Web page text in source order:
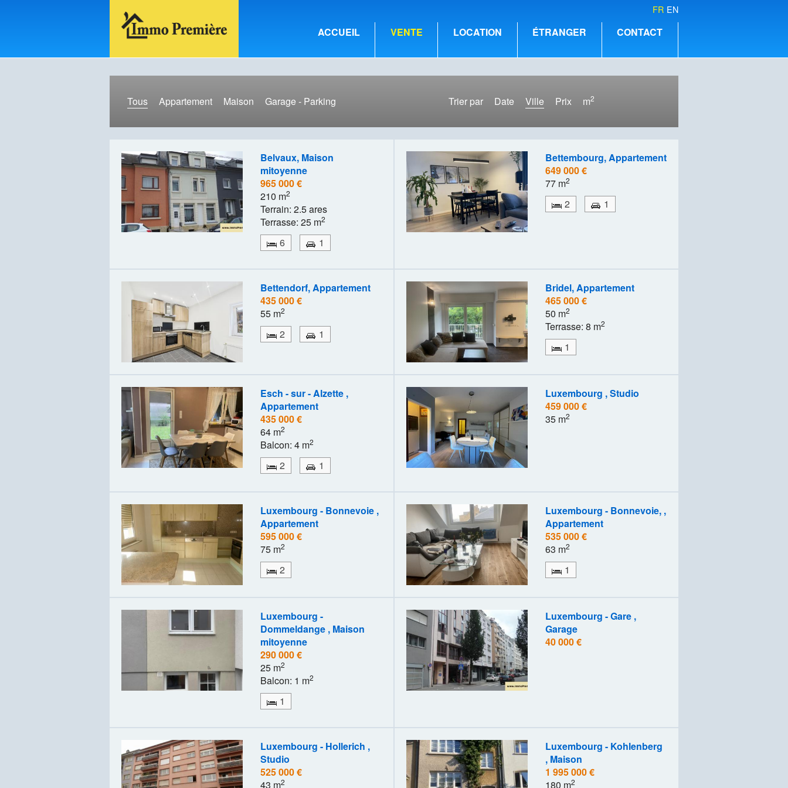
FR EN
ACCUEIL VENTE LOCATION ÉTRANGER CONTACT
Tous Appartement Maison Garage - Parking Trier par Date Ville Prix m2
Belvaux, Maison
mitoyenne
965 000 €
210 m2
Terrain: 2.5 ares
Terrasse: 25 m2
6 1
Bettembourg, Appartement
649 000 €
77 m2
2 1
Bettendorf, Appartement
435 000 €
55 m2
2 1
Bridel, Appartement
465 000 €
50 m2
Terrasse: 8 m2
1
Esch - sur - Alzette ,
Appartement
435 000 €
64 m2
Balcon: 4 m2
2 1
Luxembourg , Studio
459 000 €
35 m2
Luxembourg - Bonnevoie ,
Appartement
595 000 €
75 m2
2
Luxembourg - Bonnevoie, ,
Appartement
535 000 €
63 m2
1
Luxembourg -
Dommeldange , Maison
mitoyenne
290 000 €
25 m2
Balcon: 1 m2
1
Luxembourg - Gare ,
Garage
40 000 €
Luxembourg - Hollerich ,
Studio
525 000 €
43 m2
Luxembourg - Kohlenberg
, Maison
1 995 000 €
180 m2